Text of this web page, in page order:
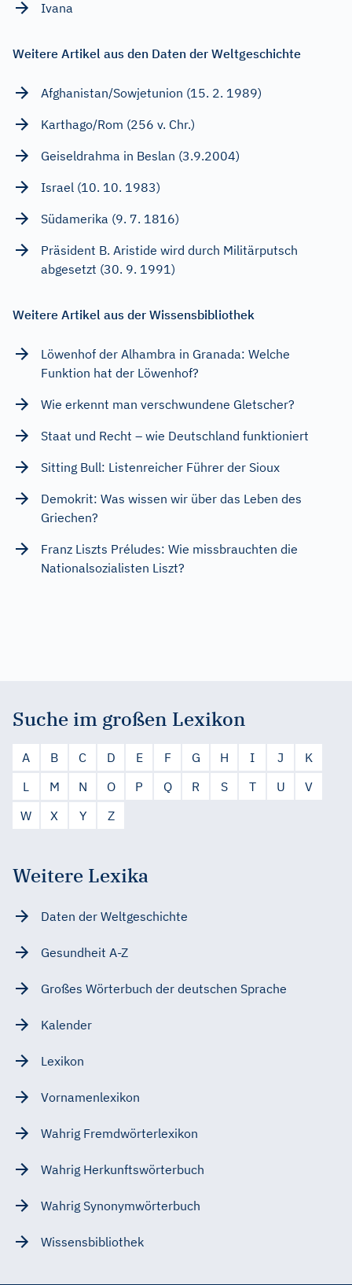
Ivana
Weitere Artikel aus den Daten der Weltgeschichte
Afghanistan/Sowjetunion (15. 2. 1989)
Karthago/Rom (256 v. Chr.)
Geiseldrahma in Beslan (3.9.2004)
Israel (10. 10. 1983)
Südamerika (9. 7. 1816)
Präsident B. Aristide wird durch Militärputsch
abgesetzt (30. 9. 1991)
Weitere Artikel aus der Wissensbibliothek
Löwenhof der Alhambra in Granada: Welche
Funktion hat der Löwenhof?
Wie erkennt man verschwundene Gletscher?
Staat und Recht – wie Deutschland funktioniert
Sitting Bull: Listenreicher Führer der Sioux
Demokrit: Was wissen wir über das Leben des
Griechen?
Franz Liszts Préludes: Wie missbrauchten die
Nationalsozialisten Liszt?
Suche im großen Lexikon
A B C D E F G H I J
K
L
M N O P Q R S T U
V
W
X Y Z
Weitere Lexika
Daten der Weltgeschichte
Gesundheit A-Z
Großes Wörterbuch der deutschen Sprache
Kalender
Lexikon
Vornamenlexikon
Wahrig Fremdwörterlexikon
Wahrig Herkunftswörterbuch
Wahrig Synonymwörterbuch
Wissensbibliothek